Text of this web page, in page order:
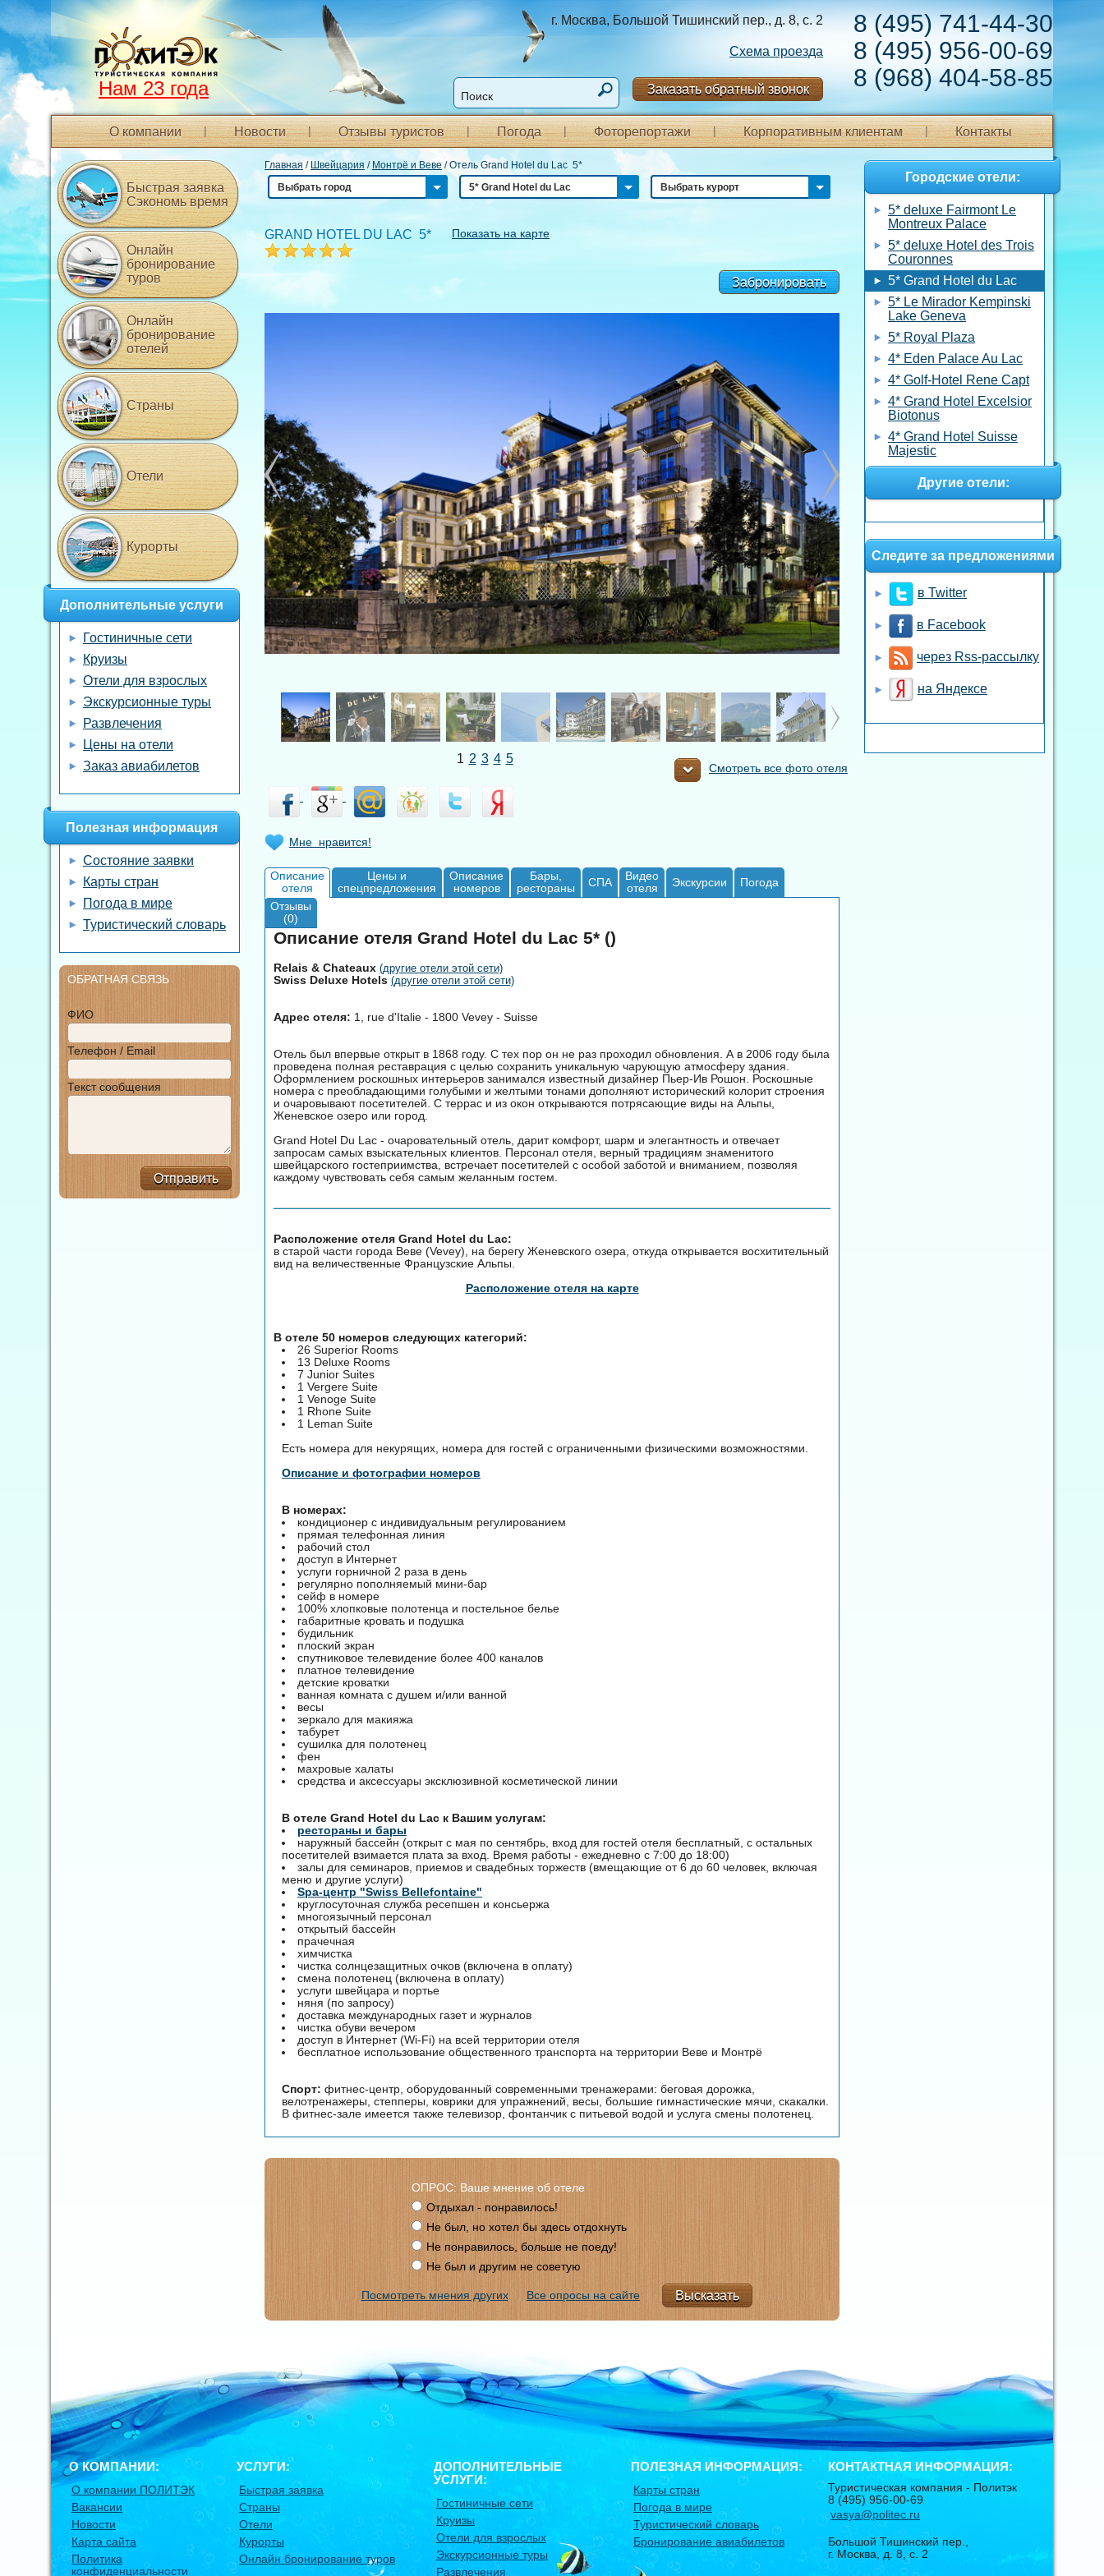
8 (495) 741-44-30
8 (495) 956-00-69
8 (968) 404-58-85
г. Москва, Большой Тишинский пер., д. 8, с. 2
Схема проезда
Заказать обратный звонок
Нам 23 года
О компании Новости Отзывы туристов Погода Фоторепортажи Корпоративным клиентам Контакты
Главная / Швейцария / Монтрё и Веве /Отель Grand Hotel du Lac 5*
Выбрать город
5* Grand Hotel du Lac Выбрать курорт
GRAND HOTEL DU LAC 5* Показать на карте
Забронировать
Смотреть все фото отеля
1 2 3 4 5
Мне нравится!
Описание
отеля
Цены и
спецпредложения
Описание
номеров
Бары,
рестораны
СПА
Видео
отеля
Экскурсии
Погода
Отзывы
(0)
Описание отеля Grand Hotel du Lac 5* ()
Relais & Chateaux (другие отели этой сети)
Swiss Deluxe Hotels (другие отели этой сети)
Адрес отеля: 1, rue d'Italie - 1800 Vevey - Suisse
Отель был впервые открыт в 1868 году. С тех пор он не раз проходил обновления. А в 2006 году была
проведена полная реставрация с целью сохранить уникальную чарующую атмосферу здания.
Оформлением роскошных интерьеров занимался известный дизайнер Пьер-Ив Рошон. Роскошные
номера с преобладающими голубыми и желтыми тонами дополняют исторический колорит строения
и очаровывают посетителей. С террас и из окон открываются потрясающие виды на Альпы,
Женевское озеро или город.
Grand Hotel Du Lac - очаровательный отель, дарит комфорт, шарм и элегантность и отвечает
запросам самых взыскательных клиентов. Персонал отеля, верный традициям знаменитого
швейцарского гостеприимства, встречает посетителей с особой заботой и вниманием, позволяя
каждому чувствовать себя самым желанным гостем.
Расположение отеля Grand Hotel du Lac:
в старой части города Веве (Vevey), на берегу Женевского озера, откуда открывается восхитительный
вид на величественные Французские Альпы.
Расположение отеля на карте
В отеле 50 номеров следующих категорий:
26 Superior Rooms
13 Deluxe Rooms
7 Junior Suites
1 Vergere Suite
1 Venoge Suite
1 Rhone Suite
1 Leman Suite
Есть номера для некурящих, номера для гостей с ограниченными физическими возможностями.
Описание и фотографии номеров
В номерах:
кондиционер с индивидуальным регулированием
прямая телефонная линия
рабочий стол
доступ в Интернет
услуги горничной 2 раза в день
регулярно пополняемый мини-бар
сейф в номере
100% хлопковые полотенца и постельное белье
габаритные кровать и подушка
будильник
плоский экран
спутниковое телевидение более 400 каналов
платное телевидение
детские кроватки
ванная комната с душем и/или ванной
весы
зеркало для макияжа
табурет
сушилка для полотенец
фен
махровые халаты
средства и аксессуары эксклюзивной косметической линии
B отеле Grand Hotel du Lac к Вашим услугам:
рестораны и бары
наружный бассейн (открыт с мая по сентябрь, вход для гостей отеля бесплатный, с остальных
посетителей взимается плата за вход. Время работы - ежедневно с 7:00 до 18:00)
залы для семинаров, приемов и свадебных торжеств (вмещающие от 6 до 60 человек, включая
меню и другие услуги)
Spa-центр "Swiss Bellefontaine"
круглосуточная служба ресепшен и консьержа
многоязычный персонал
открытый бассейн
прачечная
химчистка
чистка солнцезащитных очков (включена в оплату)
смена полотенец (включена в оплату)
услуги швейцара и портье
няня (по запросу)
доставка международных газет и журналов
чистка обуви вечером
доступ в Интернет (Wi-Fi) на всей территории отеля
бесплатное использование общественного транспорта на территории Веве и Монтрё
Спорт: фитнес-центр, оборудованный современными тренажерами: беговая дорожка,
велотренажеры, степперы, коврики для упражнений, весы, большие гимнастические мячи, скакалки.
В фитнес-зале имеется также телевизор, фонтанчик с питьевой водой и услуга смены полотенец.
ОПРОС: Ваше мнение об отеле
Отдыхал - понравилось!
Не был, но хотел бы здесь отдохнуть
Не понравилось, больше не поеду!
Не был и другим не советую
Посмотреть мнения других Все опросы на сайте
Быстрая заявка
Сэкономь время
Онлайн
бронирование
туров
Онлайн
бронирование
отелей
Страны
Отели
Курорты
Дополнительные услуги
Гостиничные сети
Круизы
Отели для взрослых
Экскурсионные туры
Развлечения
Цены на отели
Заказ авиабилетов
Полезная информация
Состояние заявки
Карты стран
Погода в мире
Туристический словарь
ОБРАТНАЯ СВЯЗЬ
ФИО
Телефон / Email
Текст сообщения
Отправить
Городские отели:
5* deluxe Fairmont Le
Montreux Palace
5* deluxe Hotel des Trois
Couronnes
5* Grand Hotel du Lac
5* Le Mirador Kempinski
Lake Geneva
5* Royal Plaza
4* Eden Palace Au Lac
4* Golf-Hotel Rene Capt
4* Grand Hotel Excelsior
Biotonus
4* Grand Hotel Suisse
Majestic
Другие отели:
Следите за предложениями
в Twitter
в Facebook
через Rss-рассылку
на Яндексе
О КОМПАНИИ:
О компании ПОЛИТЭК
Вакансии
Новости
Карта сайта
Политика
конфиденциальности
УСЛУГИ:
Быстрая заявка
Страны
Отели
Курорты
Онлайн бронирование туров
ДОПОЛНИТЕЛЬНЫЕ
УСЛУГИ:
Гостиничные сети
Круизы
Отели для взрослых
Экскурсионные туры
Развлечения
ПОЛЕЗНАЯ ИНФОРМАЦИЯ:
Карты стран
Погода в мире
Туристический словарь
Бронирование авиабилетов
КОНТАКТНАЯ ИНФОРМАЦИЯ:
Туристическая компания - Политэк
8 (495) 956-00-69
vasya@politec.ru
Большой Тишинский пер.,
г. Москва
д. 8, с. 2